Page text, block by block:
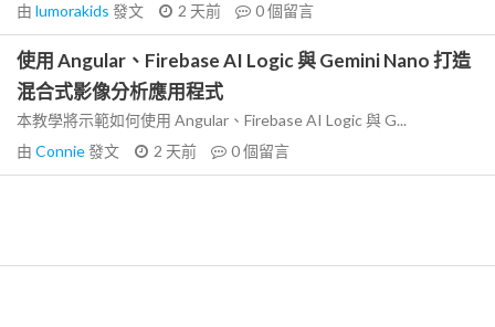
由 lumorakids 發文 2 天前 0個留言
使用 Angular、Firebase AI Logic 與 Gemini Nano 打造
混合式影像分析應用程式
本教學將示範如何使用 Angular、Firebase AI Logic 與 G...
由 Connie發文 2 天前 0個留言